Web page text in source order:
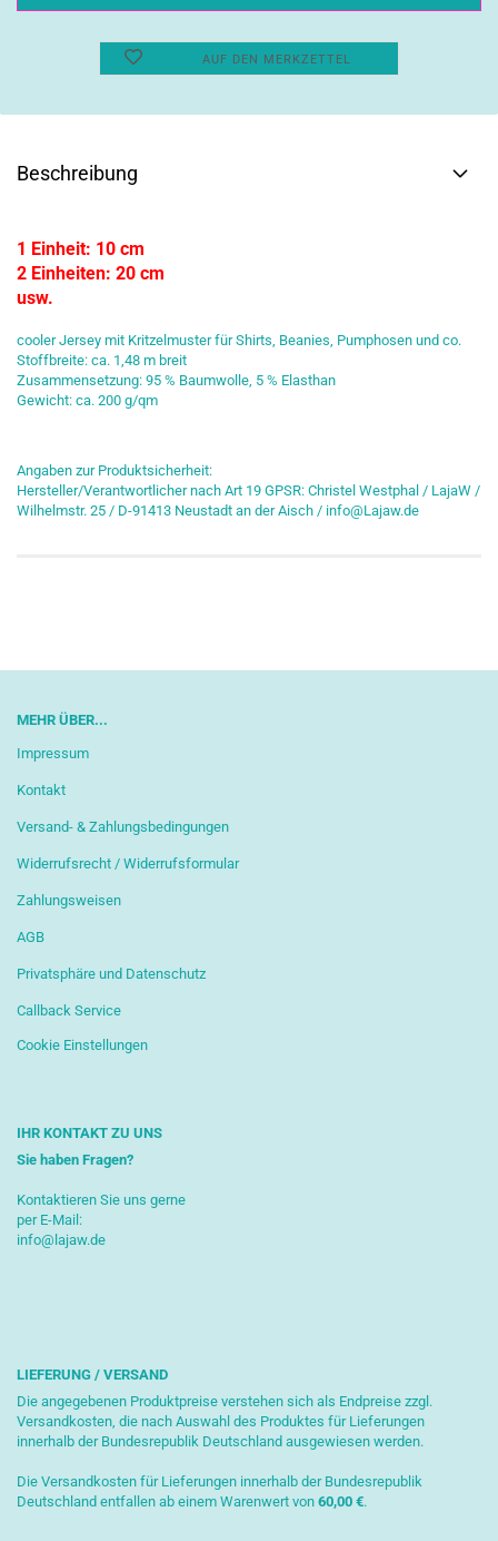
AUF DEN MERKZETTEL
Beschreibung
1 Einheit: 10 cm
2 Einheiten: 20 cm
usw.
cooler Jersey mit Kritzelmuster für Shirts, Beanies, Pumphosen und co.
Stoffbreite: ca. 1,48 m breit
Zusammensetzung: 95 % Baumwolle, 5 % Elasthan
Gewicht: ca. 200 g/qm
Angaben zur Produktsicherheit:
Hersteller/Verantwortlicher nach Art 19 GPSR: Christel Westphal / LajaW /
Wilhelmstr. 25 / D-91413 Neustadt an der Aisch / info@Lajaw.de
MEHR ÜBER...
Impressum
Kontakt
Versand- & Zahlungsbedingungen
Widerrufsrecht / Widerrufsformular
Zahlungsweisen
AGB
Privatsphäre und Datenschutz
Callback Service
Cookie Einstellungen
IHR KONTAKT ZU UNS
Sie haben Fragen?
Kontaktieren Sie uns gerne
per E-Mail:
info@lajaw.de
LIEFERUNG / VERSAND
Die angegebenen Produktpreise verstehen sich als Endpreise zzgl.
Versandkosten, die nach Auswahl des Produktes für Lieferungen
innerhalb der Bundesrepublik Deutschland ausgewiesen werden.
Die Versandkosten für Lieferungen innerhalb der Bundesrepublik
Deutschland entfallen ab einem Warenwert von 60,00 €.